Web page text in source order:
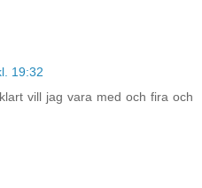
19:32
vill jag vara med och fira och